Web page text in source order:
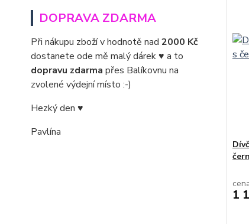
DOPRAVA ZDARMA
Při nákupu zboží v hodnotě nad 2000 Kč
dostanete ode mě malý dárek ♥ a to
dopravu zdarma přes Balíkovnu na
zvolené výdejní místo :-)
Hezký den ♥
Pavlína
1